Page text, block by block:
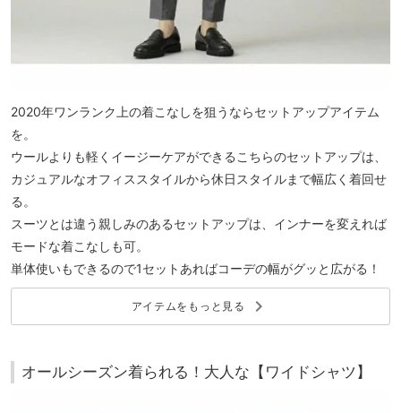
2020年ワンランク上の着こなしを狙うならセットアップアイテム
を。
ウールよりも軽くイージーケアができるこちらのセットアップは、
カジュアルなオフィススタイルから休日スタイルまで幅広く着回せ
る。
スーツとは違う親しみのあるセットアップは、インナーを変えれば
モードな着こなしも可。
単体使いもできるので1セットあればコーデの幅がグッと広がる！
アイテムをもっと見る keyboard_arrow_right
オールシーズン着られる！大人な【ワイドシャツ】